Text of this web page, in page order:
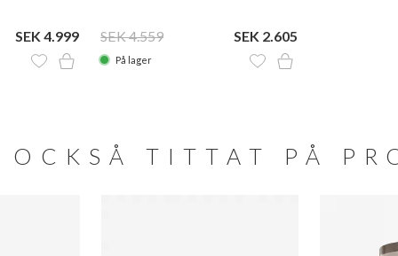
SEK 4.999 SEK 4.559 SEK 2.605
På lager
OCKSÅ TITTAT PÅ